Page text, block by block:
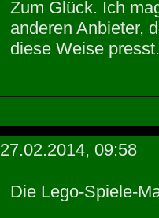
Zum Glück. Ich
anderen Anbieter,
diese Weise
27.02.2014, 09:58
Die Lego-Spiele-